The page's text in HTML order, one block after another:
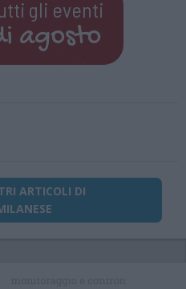
gli eventi
agosto
ARTICOLI DI